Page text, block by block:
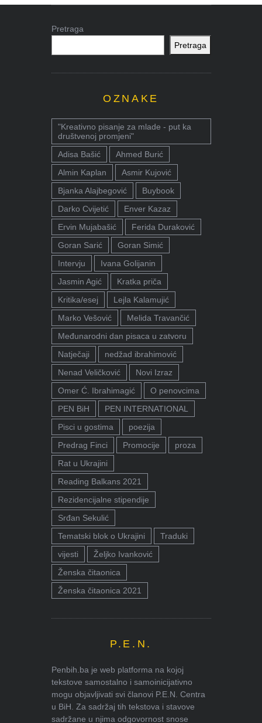
Pretraga
Pretraga
OZNAKE
"Kreativno pisanje za mlade - put ka
društvenoj promjeni"
Adisa Bašić
Ahmed Burić
Almin Kaplan
Asmir Kujović
Bjanka Alajbegović
Buybook
Darko Cvijetić
Enver Kazaz
Ervin Mujabašić
Ferida Duraković
Goran Sarić
Goran Simić
Intervju
Ivana Golijanin
Jasmin Agić
Kratka priča
Kritika/esej
Lejla Kalamujić
Marko Vešović
Melida Travančić
Međunarodni dan pisaca u zatvoru
Natječaji
nedžad ibrahimović
Nenad Veličković
Novi Izraz
Omer Ć. Ibrahimagić
O penovcima
PEN BiH
PEN INTERNATIONAL
Pisci u gostima
poezija
Predrag Finci
Promocije
proza
Rat u Ukrajini
Reading Balkans 2021
Rezidencijalne stipendije
Srđan Sekulić
Tematski blok o Ukrajini
Traduki
vijesti
Željko Ivanković
Ženska čitaonica
Ženska čitaonica 2021
P.E.N.
Penbih.ba je web platforma na kojoj
tekstove samostalno i samoinicijativno
mogu objavljivati svi članovi P.E.N. Centra
u BiH. Za sadržaj tih tekstova i stavove
sadržane u njima odgovornost snose